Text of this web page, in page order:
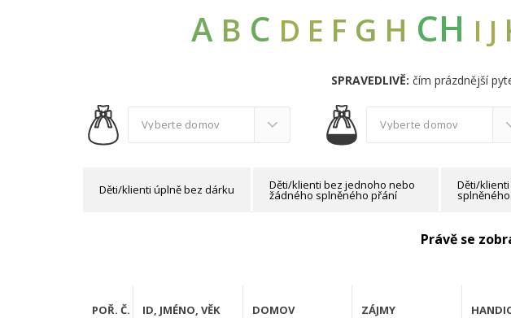
A B C D E F G H CH I J
SPRAVEDLIVĚ: čím prázdnější
Děti/klienti úplně bez dárku Děti/klienti bez jednoho nebo
žádného splněného přání
Děti/
Právě se
POŘ. Č. ID, JMÉNO, VĚK DOMOV ZÁJMY